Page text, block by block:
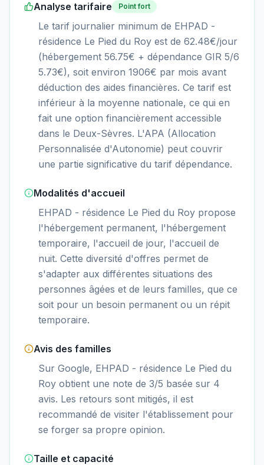
Analyse tarifaire Point fort
Le tarif journalier minimum de EHPAD -
résidence Le Pied du Roy est de 62.48€/jour
(hébergement 56.75€ + dépendance GIR 5/6
5.73€), soit environ 1906€ par mois avant
déduction des aides financières. Ce tarif est
inférieur à la moyenne nationale, ce qui en
fait une option financièrement accessible
dans le Deux-Sèvres. L'APA (Allocation
Personnalisée d'Autonomie) peut couvrir
une partie significative du tarif dépendance.
Modalités d'accueil
EHPAD - résidence Le Pied du Roy propose
l'hébergement permanent, l'hébergement
temporaire, l'accueil de jour, l'accueil de
nuit. Cette diversité d'offres permet de
s'adapter aux différentes situations des
personnes âgées et de leurs familles, que ce
soit pour un besoin permanent ou un répit
temporaire.
Avis des familles
Sur Google, EHPAD - résidence Le Pied du
Roy obtient une note de 3/5 basée sur 4
avis. Les retours sont mitigés, il est
recommandé de visiter l'établissement pour
se forger sa propre opinion.
Taille et capacité